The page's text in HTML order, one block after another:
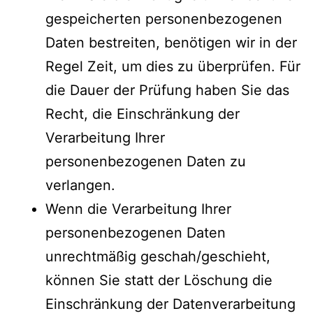
gespeicherten personenbezogenen
Daten bestreiten, benötigen wir in der
Regel Zeit, um dies zu überprüfen. Für
die Dauer der Prüfung haben Sie das
Recht, die Einschränkung der
Verarbeitung Ihrer
personenbezogenen Daten zu
verlangen.
Wenn die Verarbeitung Ihrer
personenbezogenen Daten
unrechtmäßig geschah/geschieht,
können Sie statt der Löschung die
Einschränkung der Datenverarbeitung